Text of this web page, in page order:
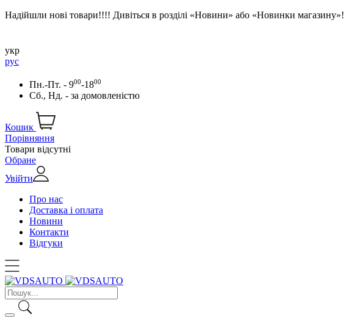
Надійшли нові товари!!!! Дивіться в розділі «Новини» або «Новинки магазину»!
укр
рус
Пн.-Пт. - 900-1800
Сб., Нд. - за домовленістю
Кошик
Порівняння
Товари відсутні
Обране
Увійти
Про нас
Доставка і оплата
Новини
Контакти
Відгуки